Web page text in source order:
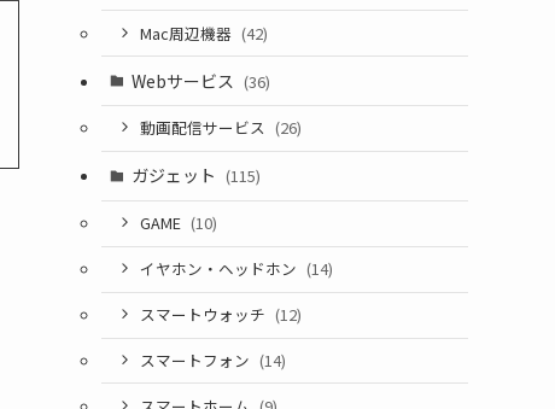
Mac周辺機器 (42)
Webサービス (36)
動画配信サービス (26)
ガジェット (115)
GAME (10)
イヤホン・ヘッドホン (14)
スマートウォッチ (12)
スマートフォン (14)